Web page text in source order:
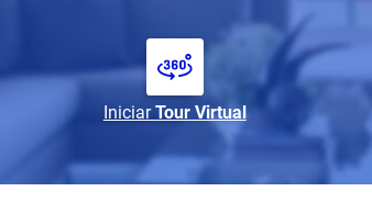
IniciarTour Virtual